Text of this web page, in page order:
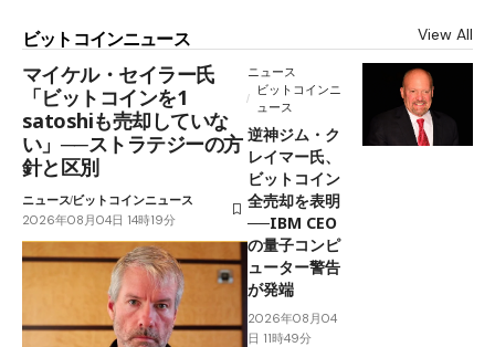
ビットコインニュース View All
マイケル・セイラー氏
「ビットコインを1
satoshiも売却していな
い」──ストラテジーの方
針と区別
ニュースビットコインニュース
2026年08月04日 14時19分
ニュース
ビットコインニ
ュース
逆神ジム・ク
レイマー氏、
ビットコイン
全売却を表明
──IBM CEO
の量子コンピ
ューター警告
が発端
2026年08月04
日 11時49分